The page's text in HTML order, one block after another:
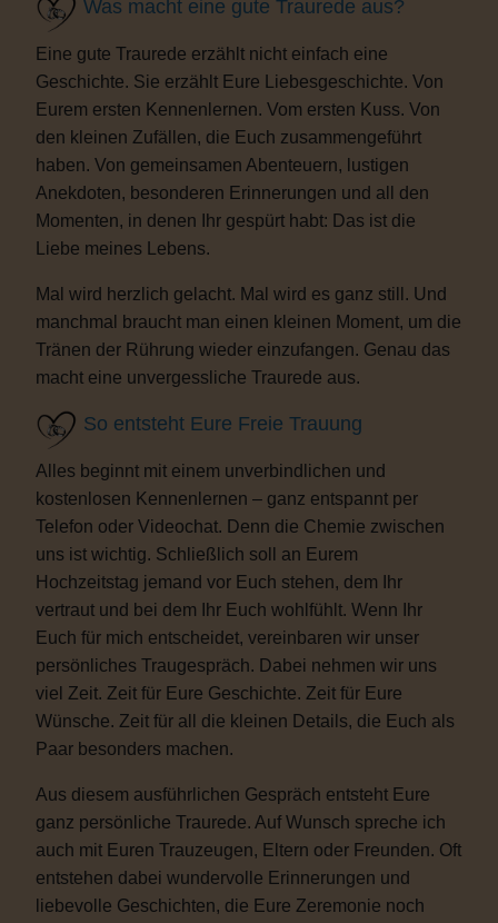
Was macht eine gute Traurede aus?
Eine gute Traurede erzählt nicht einfach eine
Geschichte. Sie erzählt Eure Liebesgeschichte. Von
Eurem ersten Kennenlernen. Vom ersten Kuss. Von
den kleinen Zufällen, die Euch zusammengeführt
haben. Von gemeinsamen Abenteuern, lustigen
Anekdoten, besonderen Erinnerungen und all den
Momenten, in denen Ihr gespürt habt: Das ist die
Liebe meines Lebens.
Mal wird herzlich gelacht. Mal wird es ganz still. Und
manchmal braucht man einen kleinen Moment, um die
Tränen der Rührung wieder einzufangen. Genau das
macht eine unvergessliche Traurede aus.
So entsteht Eure Freie Trauung
Alles beginnt mit einem unverbindlichen und
kostenlosen Kennenlernen – ganz entspannt per
Telefon oder Videochat. Denn die Chemie zwischen
uns ist wichtig. Schließlich soll an Eurem
Hochzeitstag jemand vor Euch stehen, dem Ihr
vertraut und bei dem Ihr Euch wohlfühlt. Wenn Ihr
Euch für mich entscheidet, vereinbaren wir unser
persönliches Traugespräch. Dabei nehmen wir uns
viel Zeit. Zeit für Eure Geschichte. Zeit für Eure
Wünsche. Zeit für all die kleinen Details, die Euch als
Paar besonders machen.
Aus diesem ausführlichen Gespräch entsteht Eure
ganz persönliche Traurede. Auf Wunsch spreche ich
auch mit Euren Trauzeugen, Eltern oder Freunden. Oft
entstehen dabei wundervolle Erinnerungen und
liebevolle Geschichten, die Eure Zeremonie noch